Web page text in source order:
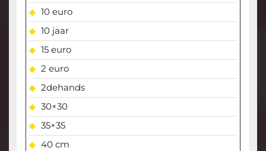
10 euro
10 jaar
15 euro
2 euro
2dehands
30×30
35×35
40 cm